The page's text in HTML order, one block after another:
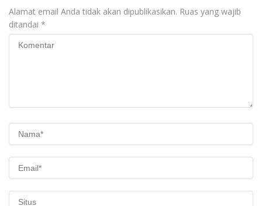
Alamat email Anda tidak akan dipublikasikan. Ruas yang wajib
ditandai *